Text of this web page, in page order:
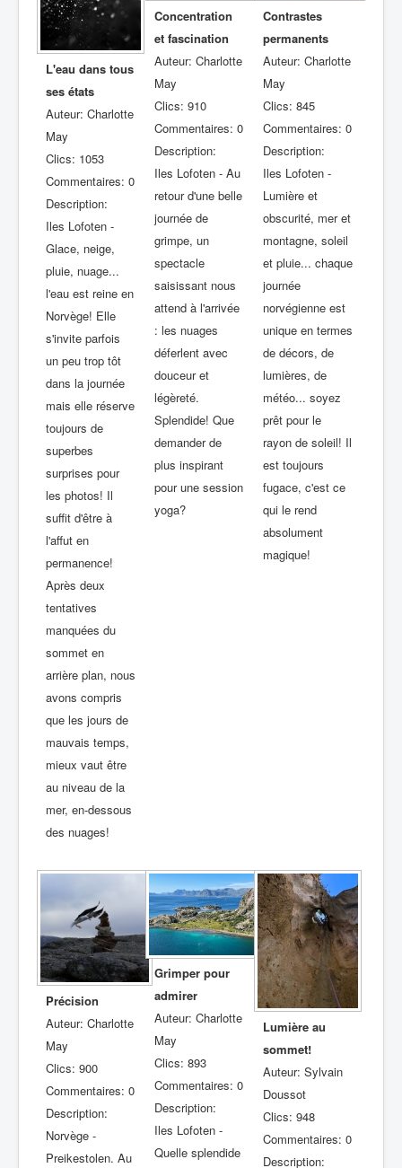
L'eau dans tous
ses états
Auteur: Charlotte
May
Clics: 1053
Commentaires: 0
Description:
Iles Lofoten -
Glace, neige,
pluie, nuage...
l'eau est reine en
Norvège! Elle
s'invite parfois
un peu trop tôt
dans la journée
mais elle réserve
toujours de
superbes
surprises pour
les photos! Il
suffit d'être à
l'affut en
permanence!
Après deux
tentatives
manquées du
sommet en
arrière plan, nous
avons compris
que les jours de
mauvais temps,
mieux vaut être
au niveau de la
mer, en-dessous
des nuages!
Concentration
et fascination
Auteur: Charlotte
May
Clics: 910
Commentaires: 0
Description:
Iles Lofoten - Au
retour d'une belle
journée de
grimpe, un
spectacle
saisissant nous
attend à l'arrivée
: les nuages
déferlent avec
douceur et
légèreté.
Splendide! Que
demander de
plus inspirant
pour une session
yoga?
Contrastes
permanents
Auteur: Charlotte
May
Clics: 845
Commentaires: 0
Description:
Iles Lofoten -
Lumière et
obscurité, mer et
montagne, soleil
et pluie... chaque
journée
norvégienne est
unique en termes
de décors, de
lumières, de
météo... soyez
prêt pour le
rayon de soleil! Il
est toujours
fugace, c'est ce
qui le rend
absolument
magique!
Précision
Auteur: Charlotte
May
Clics: 900
Commentaires: 0
Description:
Norvège -
Preikestolen. Au
Grimper pour
admirer
Auteur: Charlotte
May
Clics: 893
Commentaires: 0
Description:
Iles Lofoten -
Quelle splendide
Lumière au
sommet!
Auteur: Sylvain
Doussot
Clics: 948
Commentaires: 0
Description: